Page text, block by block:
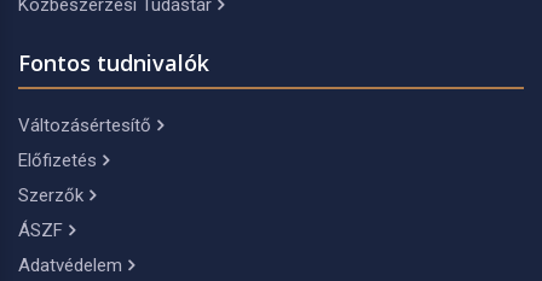
Közbeszerzési Tudástár
Fontos tudnivalók
Változásértesítő
Előfizetés
Szerzők
ÁSZF
Adatvédelem